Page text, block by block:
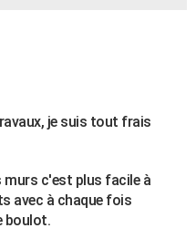
je suis tout frais
murs c'est plus facile à
avec à chaque fois
boulot.